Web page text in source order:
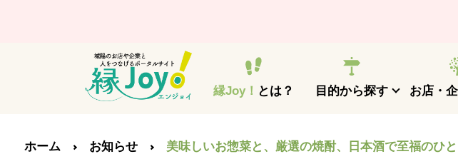
縁Joy！ とは？ 目的から探す お店・
ホーム お知らせ 美味しいお惣菜と、厳選の焼酎、日本酒で至福のひ